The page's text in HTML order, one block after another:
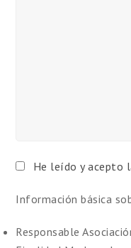
He leído y acepto
Información básica
Responsable